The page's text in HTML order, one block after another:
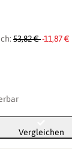
53,82 €-11,87 €
Vergleichen